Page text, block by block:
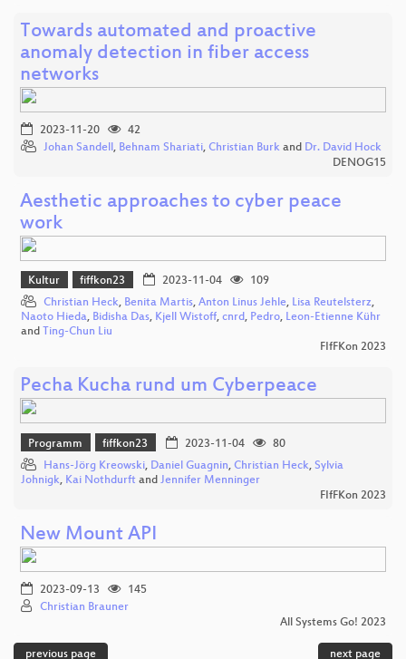
Towards automated and proactive
anomaly detection in fiber access
networks
2023-11-20
42
Johan Sandell , Behnam Shariati, Christian Burk and Dr. David Hock
DENOG15
Aesthetic approaches to cyber peace
work
Kultur fiffkon23 2023-11-04
109
Christian Heck, Benita Martis, Anton Linus Jehle, Lisa Reutelsterz,
Naoto Hieda, Bidisha Das, Kjell Wistoff, cnrd, Pedro, Leon-Etienne Kühr
and Ting-Chun Liu
FIfFKon 2023
Pecha Kucha rund um Cyberpeace
Programm fiffkon23 2023-11-04
80
Hans-Jörg Kreowski, Daniel Guagnin, Christian Heck, Sylvia
Johnigk, Kai Nothdurft and Jennifer Menninger
FIfFKon 2023
New Mount API
2023-09-13
145
Christian Brauner
All Systems Go! 2023
previous page next page